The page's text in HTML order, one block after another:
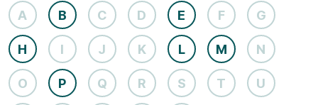
A B C D E F G
H I J K L M N
O P Q R S T U